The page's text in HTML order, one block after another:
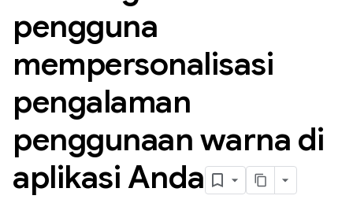
pengguna
mempersonalisasi
pengalaman
penggunaan warna di
aplikasi Anda